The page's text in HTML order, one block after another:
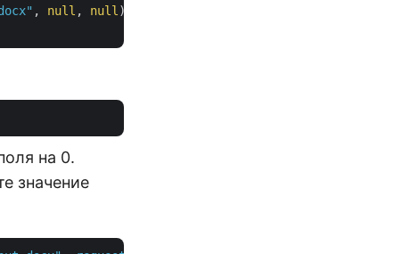
, null , null );
на 0.
значение